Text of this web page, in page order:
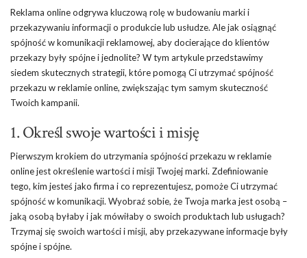
Reklama online odgrywa kluczową rolę w budowaniu marki i
przekazywaniu informacji o produkcie lub usłudze. Ale jak osiągnąć
spójność w komunikacji reklamowej, aby docierające do klientów
przekazy były spójne i jednolite? W tym artykule przedstawimy
siedem skutecznych strategii, które pomogą Ci utrzymać spójność
przekazu w reklamie online, zwiększając tym samym skuteczność
Twoich kampanii.
1. Określ swoje wartości i misję
Pierwszym krokiem do utrzymania spójności przekazu w reklamie
online jest określenie wartości i misji Twojej marki. Zdefiniowanie
tego, kim jesteś jako firma i co reprezentujesz, pomoże Ci utrzymać
spójność w komunikacji. Wyobraź sobie, że Twoja marka jest osobą –
jaką osobą byłaby i jak mówiłaby o swoich produktach lub usługach?
Trzymaj się swoich wartości i misji, aby przekazywane informacje były
spójne i spójne.